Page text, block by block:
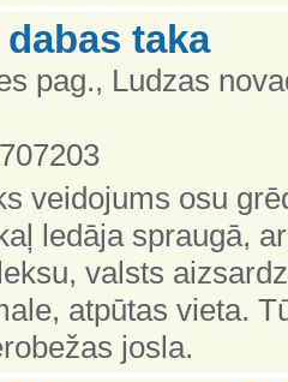
taka
pag., Ludzas
veidojums osu
ledāja spraugā,
valsts
atpūtas vieta.
josla.